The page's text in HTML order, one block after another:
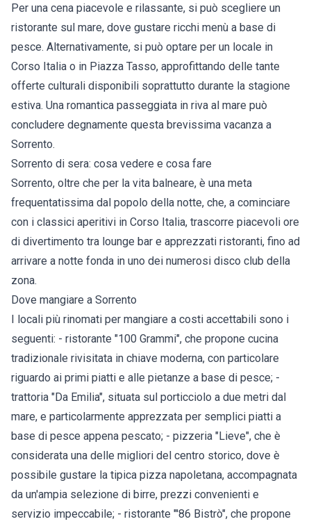
Per una cena piacevole e rilassante, si può scegliere un
ristorante sul mare, dove gustare ricchi menù a base di
pesce. Alternativamente, si può optare per un locale in
Corso Italia o in Piazza Tasso, approfittando delle tante
offerte culturali disponibili soprattutto durante la stagione
estiva. Una romantica passeggiata in riva al mare può
concludere degnamente questa brevissima vacanza a
Sorrento.
Sorrento di sera: cosa vedere e cosa fare
Sorrento, oltre che per la vita balneare, è una meta
frequentatissima dal popolo della notte, che, a cominciare
con i classici aperitivi in Corso Italia, trascorre piacevoli ore
di divertimento tra lounge bar e apprezzati ristoranti, fino ad
arrivare a notte fonda in uno dei numerosi disco club della
zona.
Dove mangiare a Sorrento
I locali più rinomati per mangiare a costi accettabili sono i
seguenti: - ristorante "100 Grammi", che propone cucina
tradizionale rivisitata in chiave moderna, con particolare
riguardo ai primi piatti e alle pietanze a base di pesce; -
trattoria "Da Emilia", situata sul porticciolo a due metri dal
mare, e particolarmente apprezzata per semplici piatti a
base di pesce appena pescato; - pizzeria "Lieve", che è
considerata una delle migliori del centro storico, dove è
possibile gustare la tipica pizza napoletana, accompagnata
da un'ampia selezione di birre, prezzi convenienti e
servizio impeccabile; - ristorante "'86 Bistrò", che propone